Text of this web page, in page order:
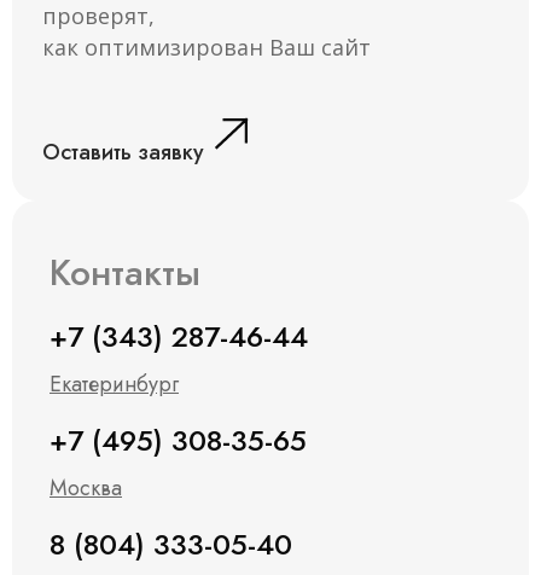
проверят,
как оптимизирован Ваш сайт
Оставить заявку
Контакты
+7 (343) 287-46-44
Екатеринбург
+7 (495) 308-35-65
Москва
8 (804) 333-05-40
Политикой обработки и защиты
персональных данных, даю свое Согласие на
Написать нам: